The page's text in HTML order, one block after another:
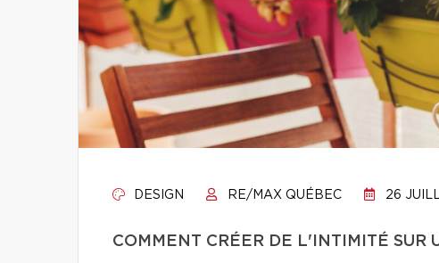
DESIGN RE/MAX QUÉBEC 26
COMMENT CRÉER DE L'INTIMITÉ SUR